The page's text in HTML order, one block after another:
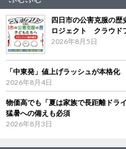
四日市の公害克服の歴
ロジェクト クラウド
2026年8月5日
「中東発」値上げラッシュが本格
2026年8月4日
物価高でも「夏は家族で長距離ドラ
猛暑への備えも必須
2026年8月3日